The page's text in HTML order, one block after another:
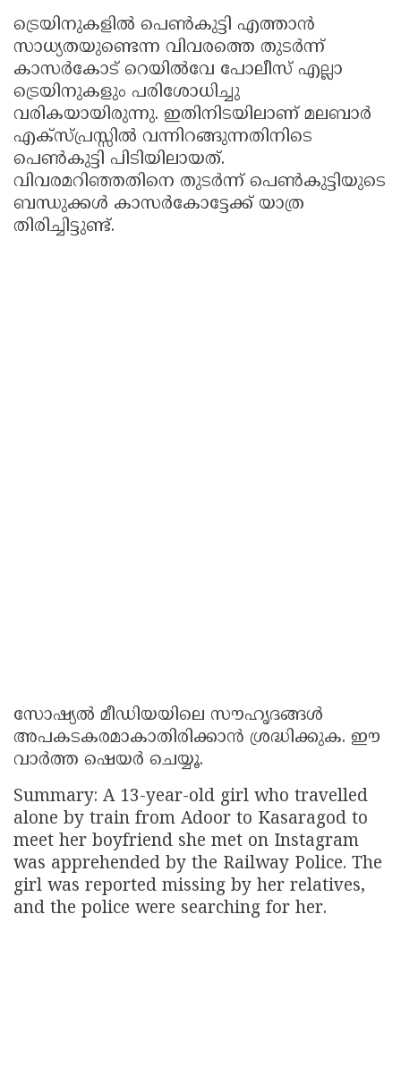
ട്രെയിനുകളിൽ പെൺകുട്ടി എത്താൻ
സാധ്യതയുണ്ടെന്ന വിവരത്തെ തുടർന്ന്
കാസർകോട് റെയിൽവേ പോലീസ് എല്ലാ
ട്രെയിനുകളും പരിശോധിച്ചു
വരികയായിരുന്നു. ഇതിനിടയിലാണ് മലബാർ
എക്സ്പ്രസ്സിൽ വന്നിറങ്ങുന്നതിനിടെ
പെൺകുട്ടി പിടിയിലായത്.
വിവരമറിഞ്ഞതിനെ തുടർന്ന് പെൺകുട്ടിയുടെ
ബന്ധുക്കൾ കാസർകോട്ടേക്ക് യാത്ര
തിരിച്ചിട്ടുണ്ട്.
സോഷ്യൽ മീഡിയയിലെ സൗഹൃദങ്ങൾ
അപകടകരമാകാതിരിക്കാൻ ശ്രദ്ധിക്കുക. ഈ
വാർത്ത ഷെയർ ചെയ്യൂ.
Summary: A 13-year-old girl who travelled
alone by train from Adoor to Kasaragod to
meet her boyfriend she met on Instagram
was apprehended by the Railway Police. The
girl was reported missing by her relatives,
and the police were searching for her.